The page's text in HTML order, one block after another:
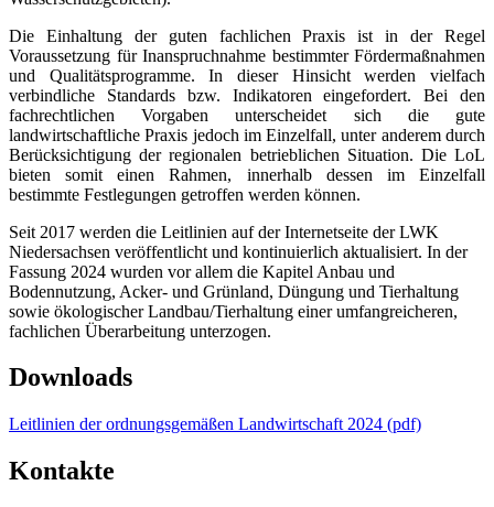
Die Einhaltung der guten fachlichen Praxis ist in der Regel
Voraussetzung für Inanspruchnahme bestimmter Fördermaßnahmen
und Qualitätsprogramme. In dieser Hinsicht werden vielfach
verbindliche Standards bzw. Indikatoren eingefordert. Bei den
fachrechtlichen Vorgaben unterscheidet sich die gute
landwirtschaftliche Praxis jedoch im Einzelfall, unter anderem durch
Berücksichtigung der regionalen betrieblichen Situation. Die LoL
bieten somit einen Rahmen, innerhalb dessen im Einzelfall
bestimmte Festlegungen getroffen werden können.
Seit 2017 werden die Leitlinien auf der Internetseite der LWK
Niedersachsen veröffentlicht und kontinuierlich aktualisiert. In der
Fassung 2024 wurden vor allem die Kapitel Anbau und
Bodennutzung, Acker- und Grünland, Düngung und Tierhaltung
sowie ökologischer Landbau/Tierhaltung einer umfangreicheren,
fachlichen Überarbeitung unterzogen.
Downloads
Leitlinien der ordnungsgemäßen Landwirtschaft 2024 (pdf)
Kontakte